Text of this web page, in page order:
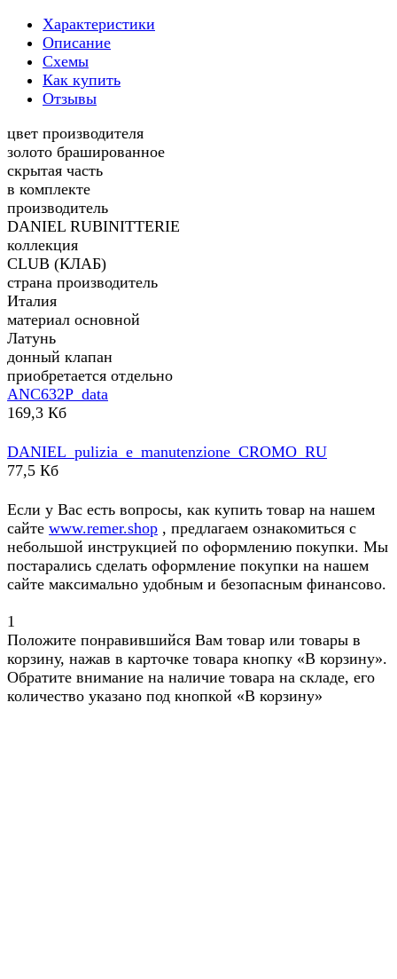
Характеристики
Описание
Схемы
Как купить
Отзывы
цвет производителя
золото брашированное
скрытая часть
в комплекте
производитель
DANIEL RUBINITTERIE
коллекция
CLUB (КЛАБ)
страна производитель
Италия
материал основной
Латунь
донный клапан
приобретается отдельно
ANC632P_data
169,3 Кб
DANIEL_pulizia_e_manutenzione_CROMO_RU
77,5 Кб
Если у Вас есть вопросы, как купить товар на нашем
сайте www.remer.shop , предлагаем ознакомиться с
небольшой инструкцией по оформлению покупки. Мы
постарались сделать оформление покупки на нашем
сайте максимально удобным и безопасным финансово.
1
Положите понравившийся Вам товар или товары в
корзину, нажав в карточке товара кнопку «В корзину».
Обратите внимание на наличие товара на складе, его
количество указано под кнопкой «В корзину»